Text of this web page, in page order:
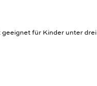
für Kinder unter drei